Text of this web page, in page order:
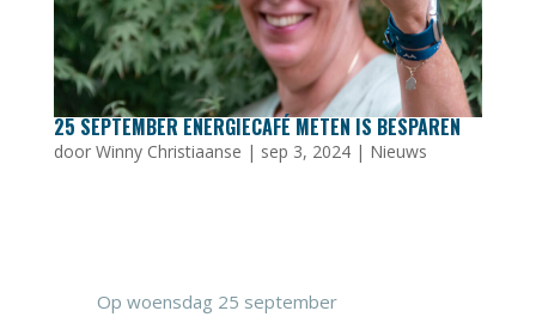
25 SEPTEMBER ENERGIECAFÉ METEN IS BESPAREN
door Winny Christiaanse | sep 3, 2024| Nieuws
Op woensdag 25 september